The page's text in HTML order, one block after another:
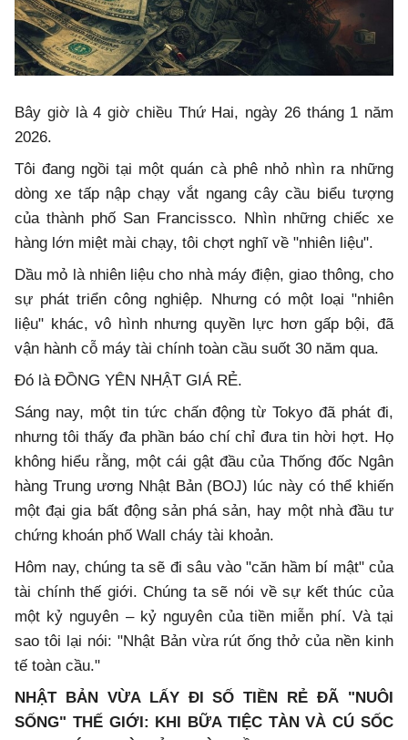
Bây giờ là 4 giờ chiều Thứ Hai, ngày 26 tháng 1 năm
2026.
Tôi đang ngồi tại một quán cà phê nhỏ nhìn ra những
dòng xe tấp nập chạy vắt ngang cây cầu biểu tượng
của thành phố San Francissco. Nhìn những chiếc xe
hàng lớn miệt mài chạy, tôi chợt nghĩ về "nhiên liệu".
Dầu mỏ là nhiên liệu cho nhà máy điện, giao thông, cho
sự phát triển công nghiệp. Nhưng có một loại "nhiên
liệu" khác, vô hình nhưng quyền lực hơn gấp bội, đã
vận hành cỗ máy tài chính toàn cầu suốt 30 năm qua.
Đó là ĐỒNG YÊN NHẬT GIÁ RẺ.
Sáng nay, một tin tức chấn động từ Tokyo đã phát đi,
nhưng tôi thấy đa phần báo chí chỉ đưa tin hời hợt. Họ
không hiểu rằng, một cái gật đầu của Thống đốc Ngân
hàng Trung ương Nhật Bản (BOJ) lúc này có thể khiến
một đại gia bất động sản phá sản, hay một nhà đầu tư
chứng khoán phố Wall cháy tài khoản.
Hôm nay, chúng ta sẽ đi sâu vào "căn hầm bí mật" của
tài chính thế giới. Chúng ta sẽ nói về sự kết thúc của
một kỷ nguyên – kỷ nguyên của tiền miễn phí. Và tại
sao tôi lại nói: "Nhật Bản vừa rút ống thở của nền kinh
tế toàn cầu."
NHẬT BẢN VỪA LẤY ĐI SỐ TIỀN RẺ ĐÃ "NUÔI
SỐNG" THẾ GIỚI: KHI BỮA TIỆC TÀN VÀ CÚ SỐC